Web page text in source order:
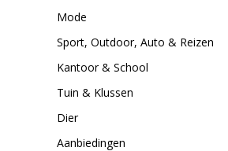
Mode
Sport, Outdoor, Auto & Reizen
Kantoor & School
Tuin & Klussen
Dier
Aanbiedingen